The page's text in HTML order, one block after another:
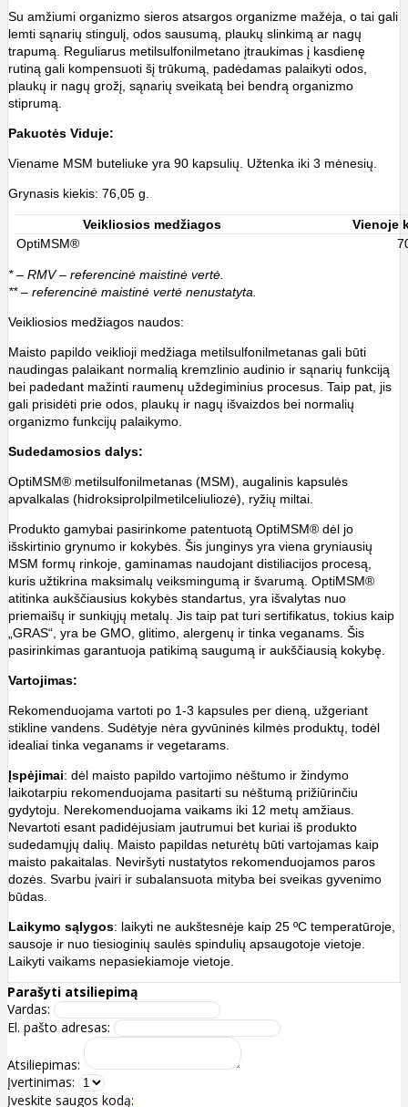
Su amžiumi organizmo sieros atsargos organizme mažėja, o tai gali
lemti sąnarių stingulį, odos sausumą, plaukų slinkimą ar nagų
trapumą. Reguliarus metilsulfonilmetano įtraukimas į kasdienę
rutiną gali kompensuoti šį trūkumą, padėdamas palaikyti odos,
plaukų ir nagų grožį, sąnarių sveikatą bei bendrą organizmo
stiprumą.
Pakuotės Viduje:
Viename MSM buteliuke yra 90 kapsulių. Užtenka iki 3 mėnesių.
Grynasis kiekis: 76,05 g.
Veikliosios medžiagos
Vienoje
OptiMSM®
* – RMV – referencinė maistinė vertė.
** – referencinė maistinė vertė nenustatyta.
Veikliosios medžiagos naudos:
Maisto papildo veiklioji medžiaga metilsulfonilmetanas gali būti
naudingas palaikant normalią kremzlinio audinio ir sąnarių funkciją
bei padedant mažinti raumenų uždegiminius procesus. Taip pat, jis
gali prisidėti prie odos, plaukų ir nagų išvaizdos bei normalių
organizmo funkcijų palaikymo.
Sudedamosios dalys:
OptiMSM® metilsulfonilmetanas (MSM), augalinis kapsulės
apvalkalas (hidroksiprolpilmetilceliuliozė), ryžių miltai.
Produkto gamybai pasirinkome patentuotą OptiMSM® dėl jo
išskirtinio grynumo ir kokybės. Šis junginys yra viena gryniausių
MSM formų rinkoje, gaminamas naudojant distiliacijos procesą,
kuris užtikrina maksimalų veiksmingumą ir švarumą. OptiMSM®
atitinka aukščiausius kokybės standartus, yra išvalytas nuo
priemaišų ir sunkiųjų metalų. Jis taip pat turi sertifikatus, tokius kaip
„GRAS“, yra be GMO, glitimo, alergenų ir tinka veganams. Šis
pasirinkimas garantuoja patikimą saugumą ir aukščiausią kokybę.
Vartojimas:
Rekomenduojama vartoti po 1-3 kapsules per dieną, užgeriant
stikline vandens. Sudėtyje nėra gyvūninės kilmės produktų, todėl
idealiai tinka veganams ir vegetarams.
Įspėjimai: dėl maisto papildo vartojimo nėštumo ir žindymo
laikotarpiu rekomenduojama pasitarti su nėštumą prižiūrinčiu
gydytoju. Nerekomenduojama vaikams iki 12 metų amžiaus.
Nevartoti esant padidėjusiam jautrumui bet kuriai iš produkto
sudedamųjų dalių. Maisto papildas neturėtų būti vartojamas kaip
maisto pakaitalas. Neviršyti nustatytos rekomenduojamos paros
dozės. Svarbu įvairi ir subalansuota mityba bei sveikas gyvenimo
būdas.
Laikymo sąlygos: laikyti ne aukštesnėje kaip 25 ºC temperatūroje,
sausoje ir nuo tiesioginių saulės spindulių apsaugotoje vietoje.
Laikyti vaikams nepasiekiamoje vietoje.
Parašyti atsiliepimą
Vardas:
El. pašto adresas:
Atsiliepimas:
Įvertinimas:
Įveskite saugos kodą: